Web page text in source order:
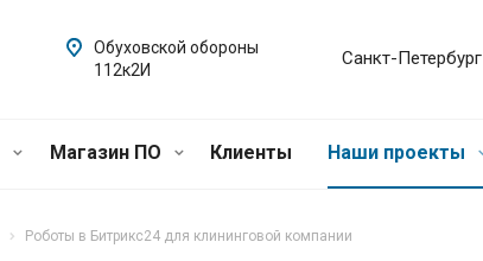
Санкт-Петербург
Обуховской обороны
112к2И
Магазин ПО Клиенты Наши проекты
Роботы в Битрикс24 для клининговой компании